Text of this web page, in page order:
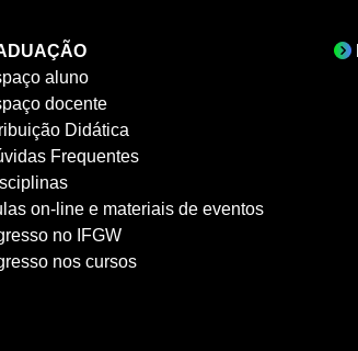
aluno
docente
Didática
Frequentes
on-line e materiais de eventos
no IFGW
nos cursos